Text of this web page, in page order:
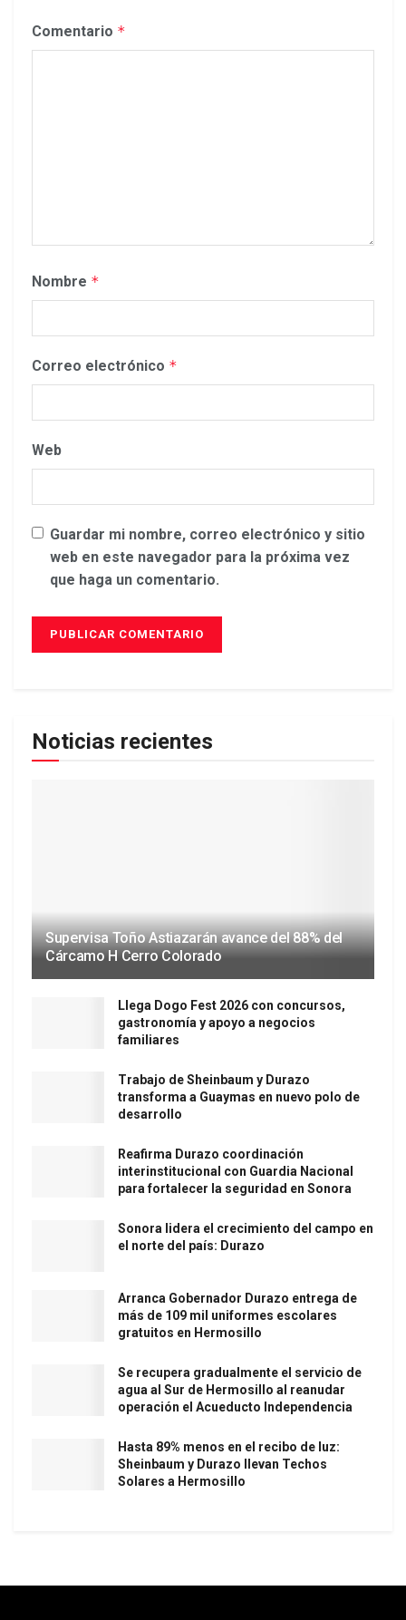
Comentario *
Nombre *
Correo electrónico *
Web
Guardar mi nombre, correo electrónico y sitio
web en este navegador para la próxima vez
que haga un comentario.
Noticias recientes
Supervisa Toño Astiazarán avance del 88% del
Cárcamo H Cerro Colorado
Llega Dogo Fest 2026 con concursos,
gastronomía y apoyo a negocios
familiares
Trabajo de Sheinbaum y Durazo
transforma a Guaymas en nuevo polo de
desarrollo
Reafirma Durazo coordinación
interinstitucional con Guardia Nacional
para fortalecer la seguridad en Sonora
Sonora lidera el crecimiento del campo en
el norte del país: Durazo
Arranca Gobernador Durazo entrega de
más de 109 mil uniformes escolares
gratuitos en Hermosillo
Se recupera gradualmente el servicio de
agua al Sur de Hermosillo al reanudar
operación el Acueducto Independencia
Hasta 89% menos en el recibo de luz:
Sheinbaum y Durazo llevan Techos
Solares a Hermosillo